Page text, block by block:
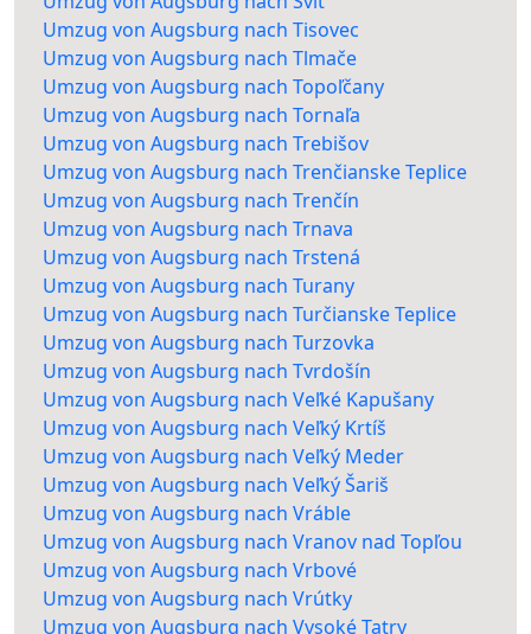
Umzug von Augsburg nach Tisovec
Umzug von Augsburg nach Tlmače
Umzug von Augsburg nach Topoľčany
Umzug von Augsburg nach Tornaľa
Umzug von Augsburg nach Trebišov
Umzug von Augsburg nach Trenčianske Teplice
Umzug von Augsburg nach Trenčín
Umzug von Augsburg nach Trnava
Umzug von Augsburg nach Trstená
Umzug von Augsburg nach Turany
Umzug von Augsburg nach Turčianske Teplice
Umzug von Augsburg nach Turzovka
Umzug von Augsburg nach Tvrdošín
Umzug von Augsburg nach Veľké Kapušany
Umzug von Augsburg nach Veľký Krtíš
Umzug von Augsburg nach Veľký Meder
Umzug von Augsburg nach Veľký Šariš
Umzug von Augsburg nach Vráble
Umzug von Augsburg nach Vranov nad Topľou
Umzug von Augsburg nach Vrbové
Umzug von Augsburg nach Vrútky
Umzug von Augsburg nach Vysoké Tatry